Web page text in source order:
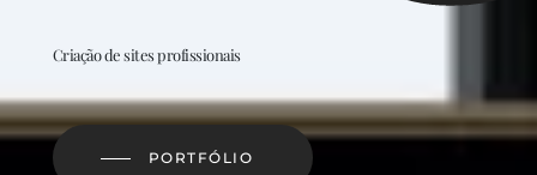
Criação de sites profissionais
PORTFÓLIO